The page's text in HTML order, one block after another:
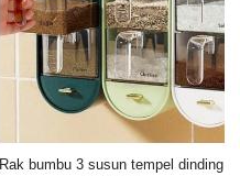
Rak bumbu 3 susun tempel dinding